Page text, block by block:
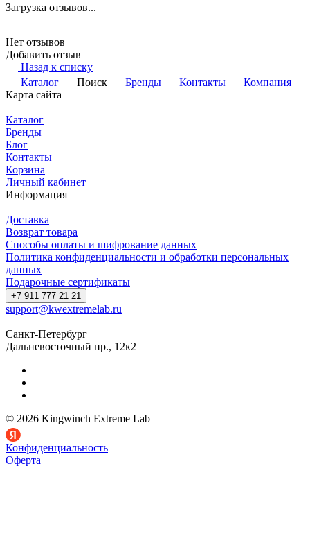
Загрузка отзывов...
Нет отзывов
Добавить отзыв
Назад к списку
Каталог
Поиск Бренды Контакты
Компания
Карта сайта
Каталог
Бренды
Блог
Контакты
Корзина
Личный кабинет
Информация
Доставка
Возврат товара
Способы оплаты и шифрование данных
Политика конфиденциальности и обработки персональных
данных
Подарочные сертификаты
+7 911 777 21 21
support@kwextremelab.ru
Санкт-Петербург
Дальневосточный пр., 12к2
© 2026 Kingwinch Extreme Lab
Конфиденциальность
Оферта